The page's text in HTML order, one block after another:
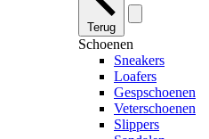
Terug
Schoenen
Sneakers
Loafers
Gespschoenen
Veterschoenen
Slippers